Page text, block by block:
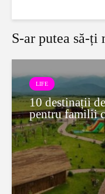
S-ar putea să-ți
LIFE
10 destinații
pentru familii